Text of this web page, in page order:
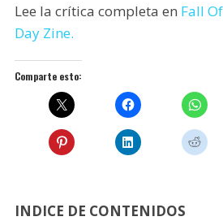
Lee la crítica completa en Fall
Day Zine.
Comparte esto:
INDICE DE CONTENIDOS